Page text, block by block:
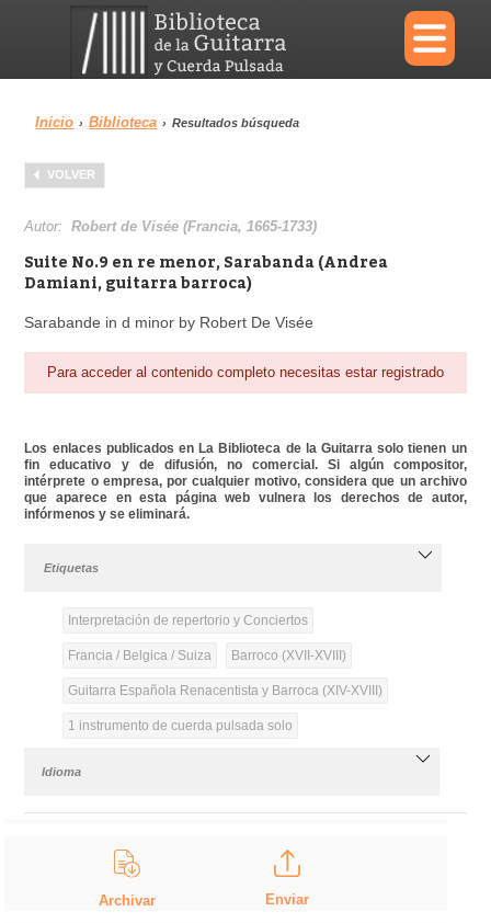
×
Menu
Biblioteca Diccionario
Inicio › Biblioteca › Resultados búsqueda
VOLVER
Autor:Robert de Visée (Francia, 1665-1733)
Suite No.9 en re menor, Sarabanda (Andrea
Damiani, guitarra barroca)
Sarabande in d minor by Robert De Visée
Para acceder al contenido completo necesitas estar registrado
Los enlaces publicados en La Biblioteca de la Guitarra solo tienen un
fin educativo y de difusión, no comercial. Si algún compositor,
intérprete o empresa, por cualquier motivo, considera que un archivo
que aparece en esta página web vulnera los derechos de autor,
infórmenos y se eliminará.
Etiquetas
Interpretación de repertorio y Conciertos
Francia / Belgica / Suiza Barroco (XVII-XVIII)
Guitarra Española Renacentista y Barroca (XIV-XVIII)
1 instrumento de cuerda pulsada solo
Idioma
Archivar Enviar